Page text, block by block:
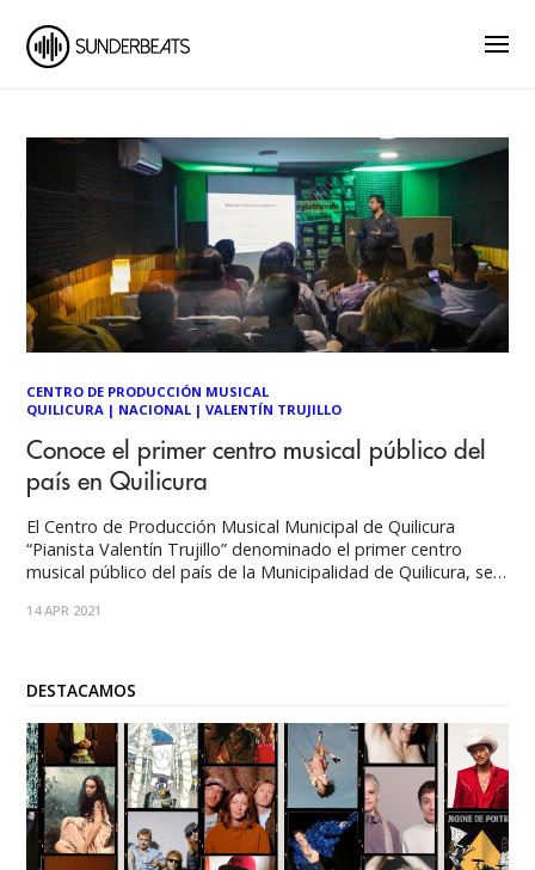
CENTRO DE PRODUCCIÓN MUSICAL
QUILICURA | NACIONAL |VALENTÍN TRUJILLO
Conoce el primer centro musical público del
país en Quilicura
El Centro de Producción Musical Municipal de Quilicura
“Pianista Valentín Trujillo” denominado el primer centro
musical público del país de la Municipalidad de Quilicura, se
Carrasco Contreras y su Concejo Municipal, cumpliendo el
14 APR 2021
DESTACAMOS